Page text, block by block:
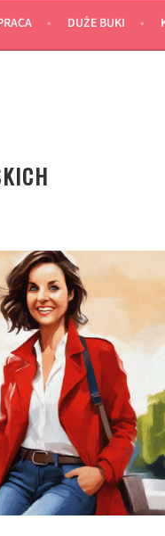
DUŻE BUKI